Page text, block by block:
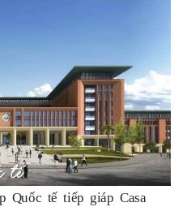
Quốc tế tiếp giáp Casa